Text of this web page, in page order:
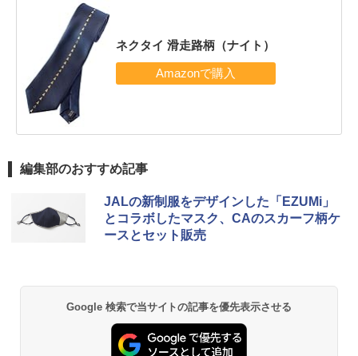
ネクタイ 滑走路柄（ナイト）
編集部のおすすめ記事
JALの新制服をデザインした「EZUMi」
とコラボしたマスク、CAのスカーフ柄ケ
ースとセット販売
Google 検索で当サイトの記事を優先表示させる